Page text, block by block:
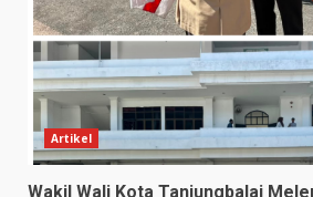
Artikel
Wakil Wali Kota Tanjungbalai